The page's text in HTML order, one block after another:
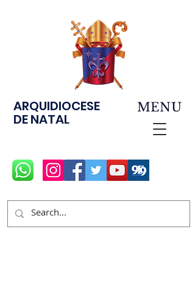
ARQUIDIOCESE
DE NATAL
MENU